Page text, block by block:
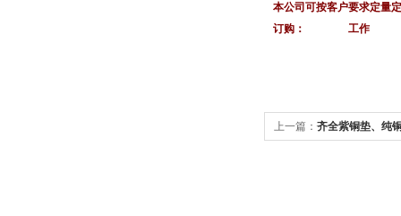
本公司可按客户要求定量
订购： 工作
上一篇： 齐全紫铜垫、纯